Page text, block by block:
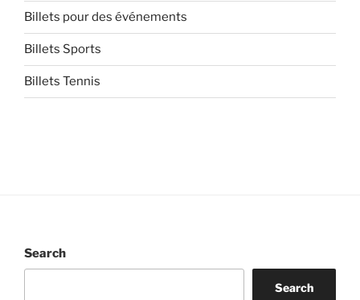
Billets pour des événements
Billets Sports
Billets Tennis
Search
Search